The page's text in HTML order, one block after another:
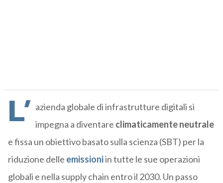
L’ azienda globale di infrastrutture digitali si
impegna a diventare climaticamente neutrale
e fissa un obiettivo basato sulla scienza (SBT) per la
riduzione delle emissioniin tutte le sue operazioni
globali e nella supply chain entro il 2030. Un passo